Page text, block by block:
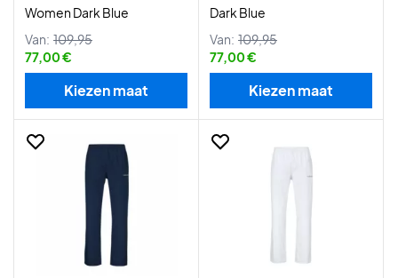
Women Dark Blue
Van: 109,95
77,00 €
Kiezen maat
Dark Blue
Van: 109,95
77,00 €
Kiezen maat